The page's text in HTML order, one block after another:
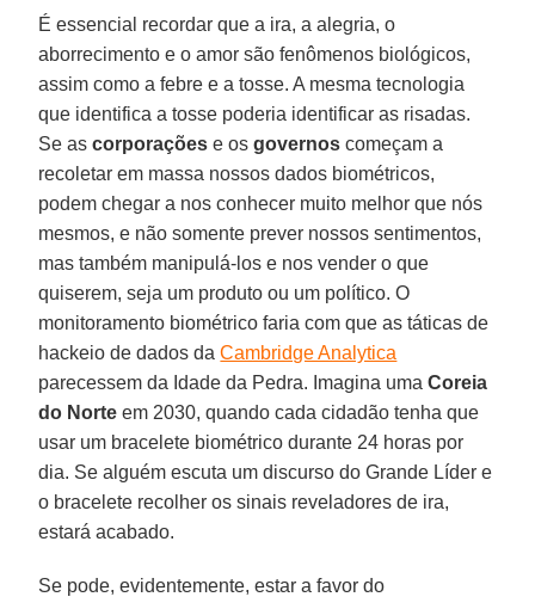
É essencial recordar que a ira, a alegria, o
aborrecimento e o amor são fenômenos biológicos,
assim como a febre e a tosse. A mesma tecnologia
que identifica a tosse poderia identificar as risadas.
Se ascorporações e osgovernos começam a
recoletar em massa nossos dados biométricos,
podem chegar a nos conhecer muito melhor que nós
mesmos, e não somente prever nossos sentimentos,
mas também manipulá-los e nos vender o que
quiserem, seja um produto ou um político. O
monitoramento biométrico faria com que as táticas de
hackeio de dados daCambridge Analytica
parecessem da Idade da Pedra. Imagina umaCoreia
do Norte em 2030, quando cada cidadão tenha que
usar um bracelete biométrico durante 24 horas por
dia. Se alguém escuta um discurso do Grande Líder e
o bracelete recolher os sinais reveladores de ira,
estará acabado.
Se pode, evidentemente, estar a favor do